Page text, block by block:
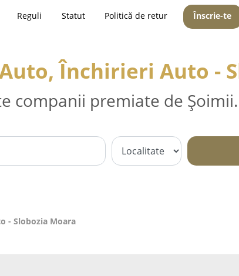
Reguli Statut Politică de retur Înscrie-te
Închirieri Auto -
companii premiate de Șoimii.
- Slobozia Moara